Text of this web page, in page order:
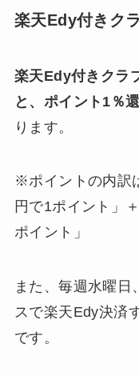
楽天Edy付きク
楽天Edy付きクラ
と、ポイント1％
ります。
※ポイントの内訳
円で1ポイント」
ポイント」
また、毎週水曜日
スで楽天Edy決済
です。